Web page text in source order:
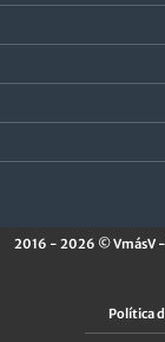
2016 - 2026 © VmásV -
Política